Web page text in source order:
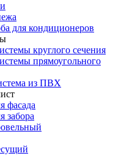
для кондиционеров
круглого сечения
прямоугольного
из ПВХ
фасада
забора